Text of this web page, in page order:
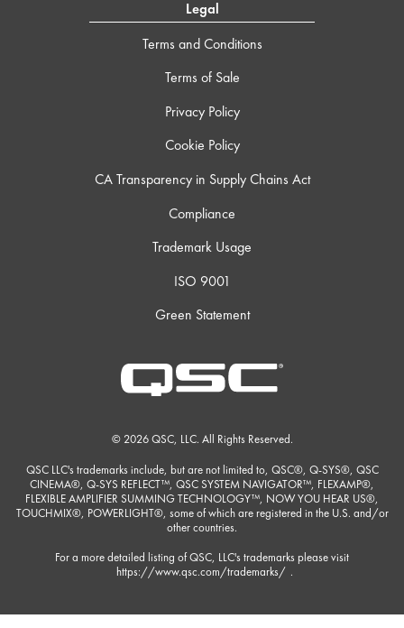
Legal
Terms and Conditions
Terms of Sale
Privacy Policy
Cookie Policy
CA Transparency in Supply Chains Act
Compliance
Trademark Usage
ISO 9001
Green Statement
© 2026 QSC, LLC. All Rights Reserved.
QSC LLC's trademarks include, but are not limited to, QSC®, Q-SYS®, QSC
CINEMA®, Q-SYS REFLECT™, QSC SYSTEM NAVIGATOR™, FLEXAMP®,
FLEXIBLE AMPLIFIER SUMMING TECHNOLOGY™, NOW YOU HEAR US®,
TOUCHMIX®, POWERLIGHT®, some of which are registered in the U.S. and/or
other countries.
For a more detailed listing of QSC, LLC's trademarks please visit
https://www.qsc.com/trademarks/ .